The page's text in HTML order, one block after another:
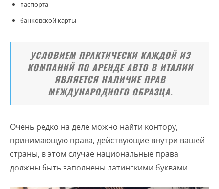
паспорта
банковской карты
УСЛОВИЕМ ПРАКТИЧЕСКИ КАЖДОЙ ИЗ
КОМПАНИЙ ПО АРЕНДЕ АВТО В ИТАЛИИ
ЯВЛЯЕТСЯ НАЛИЧИЕ ПРАВ
МЕЖДУНАРОДНОГО ОБРАЗЦА.
Очень редко на деле можно найти контору,
принимающую права, действующие внутри вашей
страны, в этом случае национальные права
должны быть заполнены латинскими буквами.